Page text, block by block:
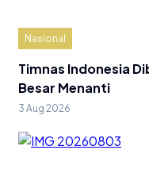
Nasional
Timnas Indonesia
Besar Menanti
3 Aug 2026